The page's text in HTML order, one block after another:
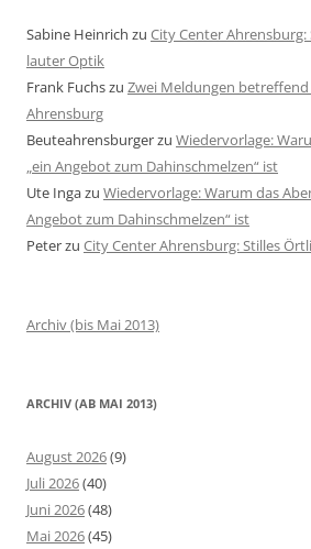
Sabine Heinrich zu City Center
lauter Optik
Frank Fuchszu Zwei Meldungen
Ahrensburg
Beuteahrensburgerzu Wiedervorlage:
„ein Angebot zum Dahinschmelzen“ ist
Ute Ingazu Wiedervorlage: Warum das
Angebot zum Dahinschmelzen“ ist
Peterzu City Center Ahrensburg: Stilles
Archiv (bis Mai 2013)
ARCHIV (AB MAI 2013)
August 2026(9)
Juli 2026(40)
Juni 2026(48)
Mai 2026(45)